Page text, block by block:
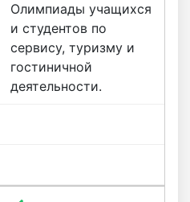
Олимпиады учащихся
и студентов по
сервису, туризму и
гостиничной
деятельности.